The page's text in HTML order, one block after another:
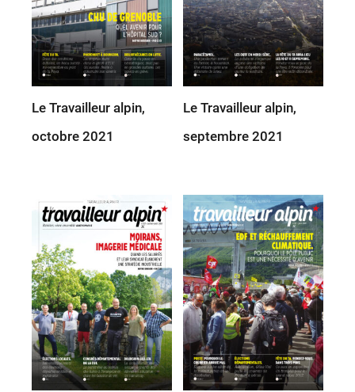
Le Travailleur alpin,
octobre 2021
Le Travailleur alpin,
septembre 2021